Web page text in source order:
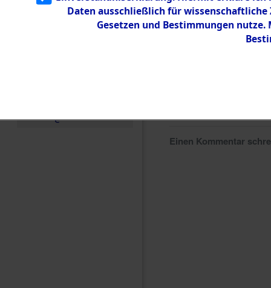
5.3.3
Todesmärsch
e
Einen Kommentar
Daten ausschließlich für
Gesetzen und Bestimmungen